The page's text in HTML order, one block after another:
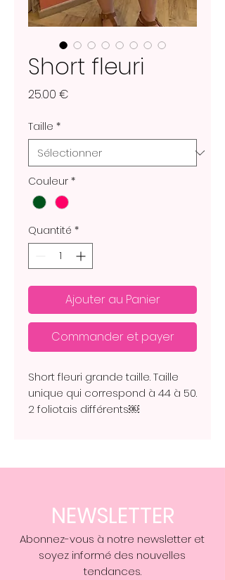
Short fleuri
25.00 €
Taille *
Couleur *
Quantité *
Ajouter au Panier
Commander et payer
Short fleuri grande taille. Taille
unique qui correspond à 44 à 50.
2 foliotais différents￼
NEWSLETTER
Abonnez-vous à notre newsletter et
soyez informé des nouvelles
tendances.